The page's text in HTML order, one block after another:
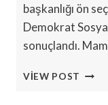
başkanlığı ön
Demokrat
sonuçlandı.
VIEW POST NEW